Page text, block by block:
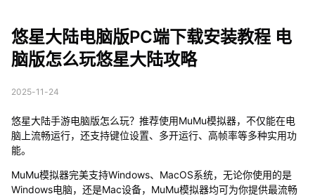
悠星大陆电脑版PC端下载安装教程 电
脑版怎么玩悠星大陆攻略
2025-11-24
悠星大陆手游电脑版怎么玩？推荐使用MuMu模拟器，不仅能在电
脑上流畅运行，还支持键位设置、多开运行、高帧率等多种实用功
能。
MuMu模拟器完美支持Windows、MacOS系统，无论你使用的是
Windows电脑，还是Mac设备，MuMu模拟器均可为你提供最流畅